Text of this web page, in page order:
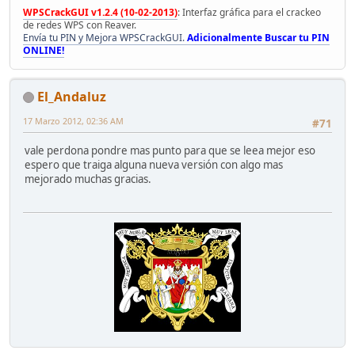
WPSCrackGUI v1.2.4 (10-02-2013): Interfaz gráfica para el crackeo
de redes WPS con Reaver.
Envía tu PIN y Mejora WPSCrackGUI.Adicionalmente Buscar tu PIN
ONLINE!
El_Andaluz
#71
17 Marzo 2012, 02:36 AM
vale perdona pondre mas punto para que se leea mejor eso
espero que traiga alguna nueva versión con algo mas
mejorado muchas gracias.